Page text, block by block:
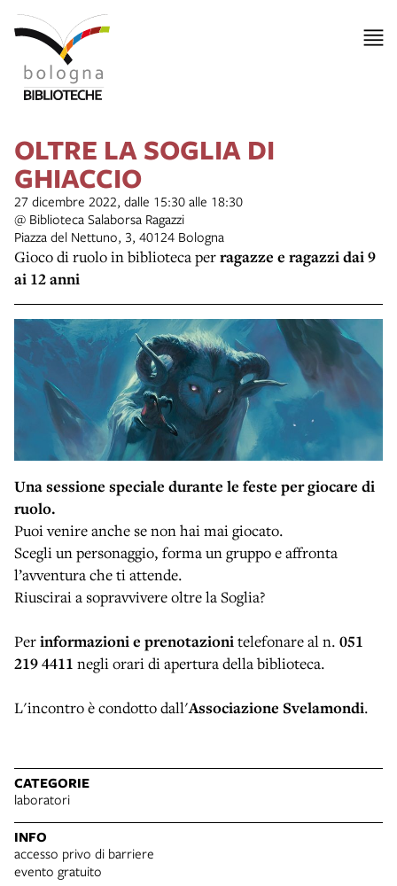
OLTRE LA SOGLIA DI
GHIACCIO
27 dicembre 2022, dalle 15:30 alle 18:30
@ Biblioteca Salaborsa Ragazzi
Piazza del Nettuno, 3, 40124 Bologna
Gioco di ruolo in biblioteca perragazze e ragazzi dai 9
ai 12 anni
Una sessione speciale durante le feste per giocare di
ruolo.
Puoi venire anche se non hai mai giocato.
Scegli un personaggio, forma un gruppo e affronta
l’avventura che ti attende.
Riuscirai a sopravvivere oltre la Soglia?
Perinformazioni e prenotazionitelefonare al n. 051
219 4411 negli orari di apertura della biblioteca.
L'incontro è condotto dall'Associazione Svelamondi.
CATEGORIE
laboratori
INFO
accesso privo di barriere
evento gratuito